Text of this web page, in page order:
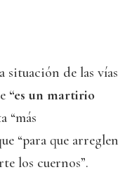
situación de las vías
“es un martirio
“más
“para que arreglen
los cuernos”.